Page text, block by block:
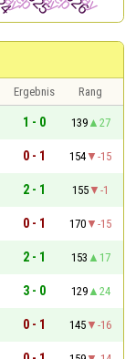
Ergebnis
Rang
1 - 0 139
27
0 - 1 154
-15
2 - 1 155
-1
0 - 1 170
-15
2 - 1 153
17
3 - 0 129
24
0 - 1 145
-16